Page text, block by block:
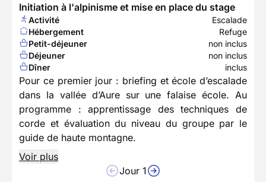
Initiation à l'alpinisme et mise en place du stage
Activité
Escalade
Hébergement
Refuge
Petit-déjeuner
non inclus
Déjeuner
non inclus
Dîner
inclus
Pour ce premier jour : briefing et école d’escalade
dans la vallée d’Aure sur une falaise école. Au
programme : apprentissage des techniques de
corde et évaluation du niveau du groupe par le
guide de haute montagne.
Voir plus
Jour 1